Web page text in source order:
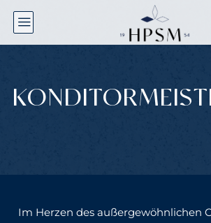
Im Herzen des außergewöhnlichen
Cookie-Einstellungen